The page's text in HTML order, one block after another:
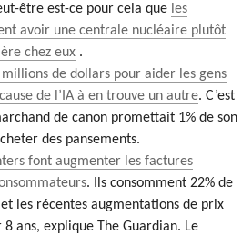
être est-ce pour cela que les
avoir une centrale nucléaire plutôt
chez eux.
de dollars pour aider les gens
de l’IA à en trouve un autre. C’est
de canon promettait 1% de son
des pansements.
font augmenter les factures
. Ils consomment 22% de
les récentes augmentations de prix
8 ans, explique The Guardian. Le